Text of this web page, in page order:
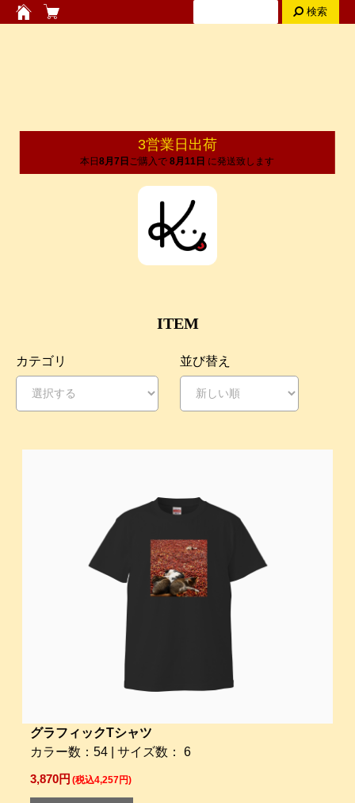
検索
3営業日出荷
本日8月7日 ご購入で 8月11日 に発送致します
ITEM
カテゴリ 並び替え
グラフィックTシャツ
カラー数：54 | サイズ数： 6
3,870円 (税込4,257円)